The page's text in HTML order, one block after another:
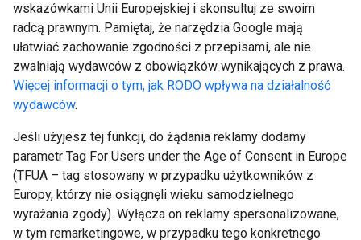
wskazówkami Unii Europejskiej i skonsultuj ze swoim
radcą prawnym. Pamiętaj, że narzędzia Google mają
ułatwiać zachowanie zgodności z przepisami, ale nie
zwalniają wydawców z obowiązków wynikających z prawa.
Więcej informacji o tym, jak RODO wpływa na działalność
wydawców.
Jeśli użyjesz tej funkcji, do żądania reklamy dodamy
parametr Tag For Users under the Age of Consent in Europe
(TFUA – tag stosowany w przypadku użytkowników z
Europy, którzy nie osiągnęli wieku samodzielnego
wyrażania zgody). Wyłącza on reklamy spersonalizowane,
w tym remarketingowe, w przypadku tego konkretnego